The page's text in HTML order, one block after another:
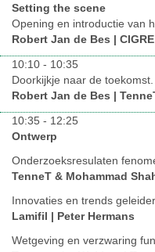
Setting the scene
Opening en introductie van
Robert Jan de Bes |
10:10 - 10:35
Doorkijkje naar de toekomst.
Robert Jan de Bes |
10:35 - 12:25
Ontwerp
Onderzoeksresulaten
TenneT & Mohammad
Innovaties en trends
Lamifil | Peter Hermans
Wetgeving en verzwaring